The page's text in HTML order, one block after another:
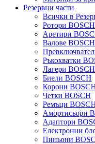
Резервни части
Всички в
Ротори BOSCH
Аретири
Валове BOSCH
Ръкохватки
Лагери BOSCH
Биели BOSCH
Корони
Четки BOSCH
Ремъци
Амортисьори
Адаптори
Електронни
Пиньони